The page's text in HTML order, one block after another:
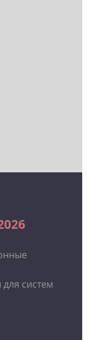
систем